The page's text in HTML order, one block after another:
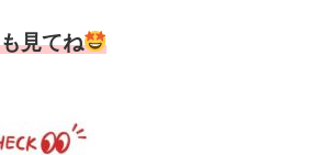
見てね